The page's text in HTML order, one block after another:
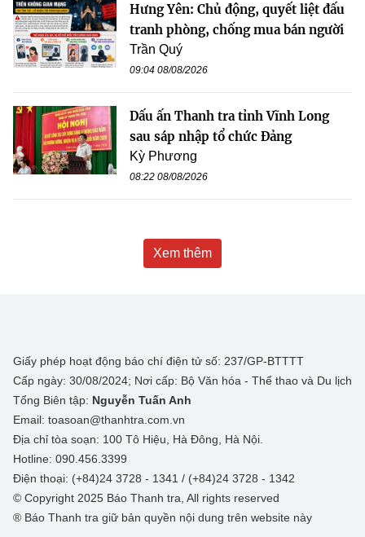
Hưng Yên: Chủ động, quyết liệt đấu
tranh phòng, chống mua bán người
Trần Quý
09:04 08/08/2026
Dấu ấn Thanh tra tỉnh Vĩnh Long
sau sáp nhập tổ chức Đảng
Kỳ Phương
08:22 08/08/2026
Xem thêm
Giấy phép hoạt động báo chí điện tử số: 237/GP-BTTTT
Cấp ngày: 30/08/2024; Nơi cấp: Bộ Văn hóa - Thể thao và Du lịch
Tổng Biên tập: Nguyễn Tuấn Anh
Email: toasoan@thanhtra.com.vn
Địa chỉ tòa soạn: 100 Tô Hiệu, Hà Đông, Hà Nội.
Hotline: 090.456.3399
Điện thoại: (+84)24 3728 - 1341 / (+84)24 3728 - 1342
© Copyright 2025 Báo Thanh tra, All rights reserved
® Báo Thanh tra giữ bản quyền nội dung trên website này